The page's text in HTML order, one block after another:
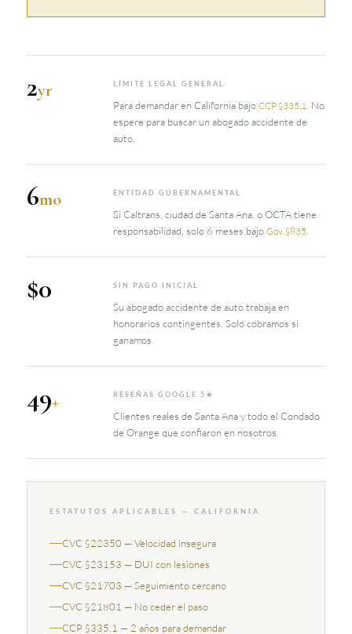
2yr LÍMITE LEGAL GENERAL
Para demandar en California bajo CCP §335.1. No
espere para buscar un abogado accidente de
auto.
6mo ENTIDAD GUBERNAMENTAL
Si Caltrans, ciudad de Santa Ana, o OCTA tiene
responsabilidad, solo 6 meses bajo Gov. §835.
$0 SIN PAGO INICIAL
Su abogado accidente de auto trabaja en
honorarios contingentes. Solo cobramos si
ganamos.
49+ RESEÑAS GOOGLE 5★
Clientes reales de Santa Ana y todo el Condado
de Orange que confiaron en nosotros.
ESTATUTOS APLICABLES — CALIFORNIA
CVC §22350 — Velocidad insegura
CVC §23153 — DUI con lesiones
CVC §21703 — Seguimiento cercano
CVC §21801 — No ceder el paso
CCP §335.1 — 2 años para demandar